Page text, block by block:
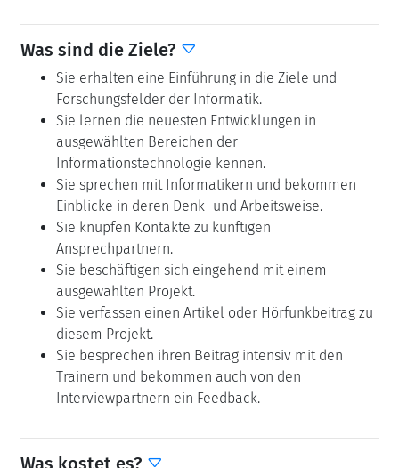
Was sind die Ziele?
Sie erhalten eine Einführung in die Ziele und
Forschungsfelder der Informatik.
Sie lernen die neuesten Entwicklungen in
ausgewählten Bereichen der
Informationstechnologie kennen.
Sie sprechen mit Informatikern und bekommen
Einblicke in deren Denk- und Arbeitsweise.
Sie knüpfen Kontakte zu künftigen
Ansprechpartnern.
Sie beschäftigen sich eingehend mit einem
ausgewählten Projekt.
Sie verfassen einen Artikel oder Hörfunkbeitrag zu
diesem Projekt.
Sie besprechen ihren Beitrag intensiv mit den
Trainern und bekommen auch von den
Interviewpartnern ein Feedback.
Was kostet es?